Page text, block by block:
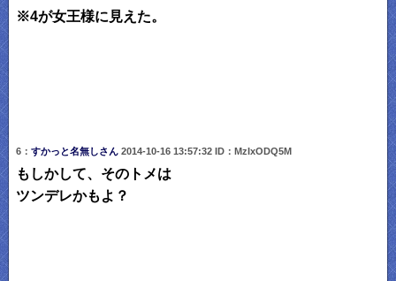
※4が女王様に見えた。
6： すかっと名無しさん 2014-10-16 13:57:32 ID：MzIxODQ5M
もしかして、そのトメは
ツンデレかもよ？